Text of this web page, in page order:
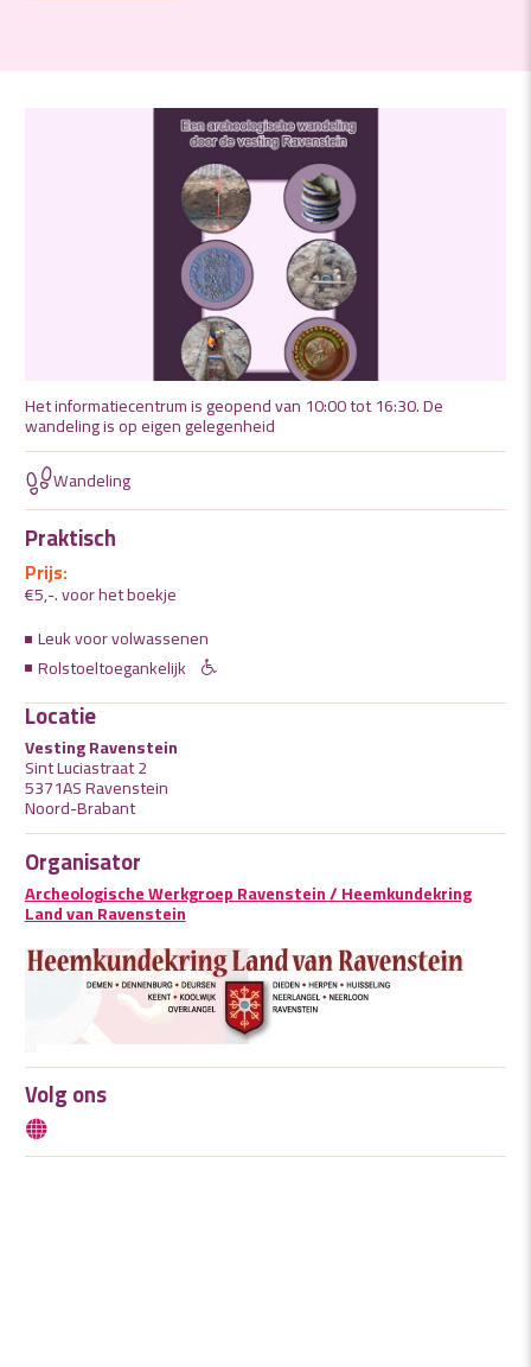
Het informatiecentrum is geopend van 10:00 tot 16:30. De
wandeling is op eigen gelegenheid
Wandeling
Praktisch
Prijs:
€5,-. voor het boekje
Leuk voor volwassenen
Rolstoeltoegankelijk
Locatie
Vesting Ravenstein
Sint Luciastraat 2
5371AS Ravenstein
Noord-Brabant
Organisator
Archeologische Werkgroep Ravenstein / Heemkundekring
Land van Ravenstein
Volg ons